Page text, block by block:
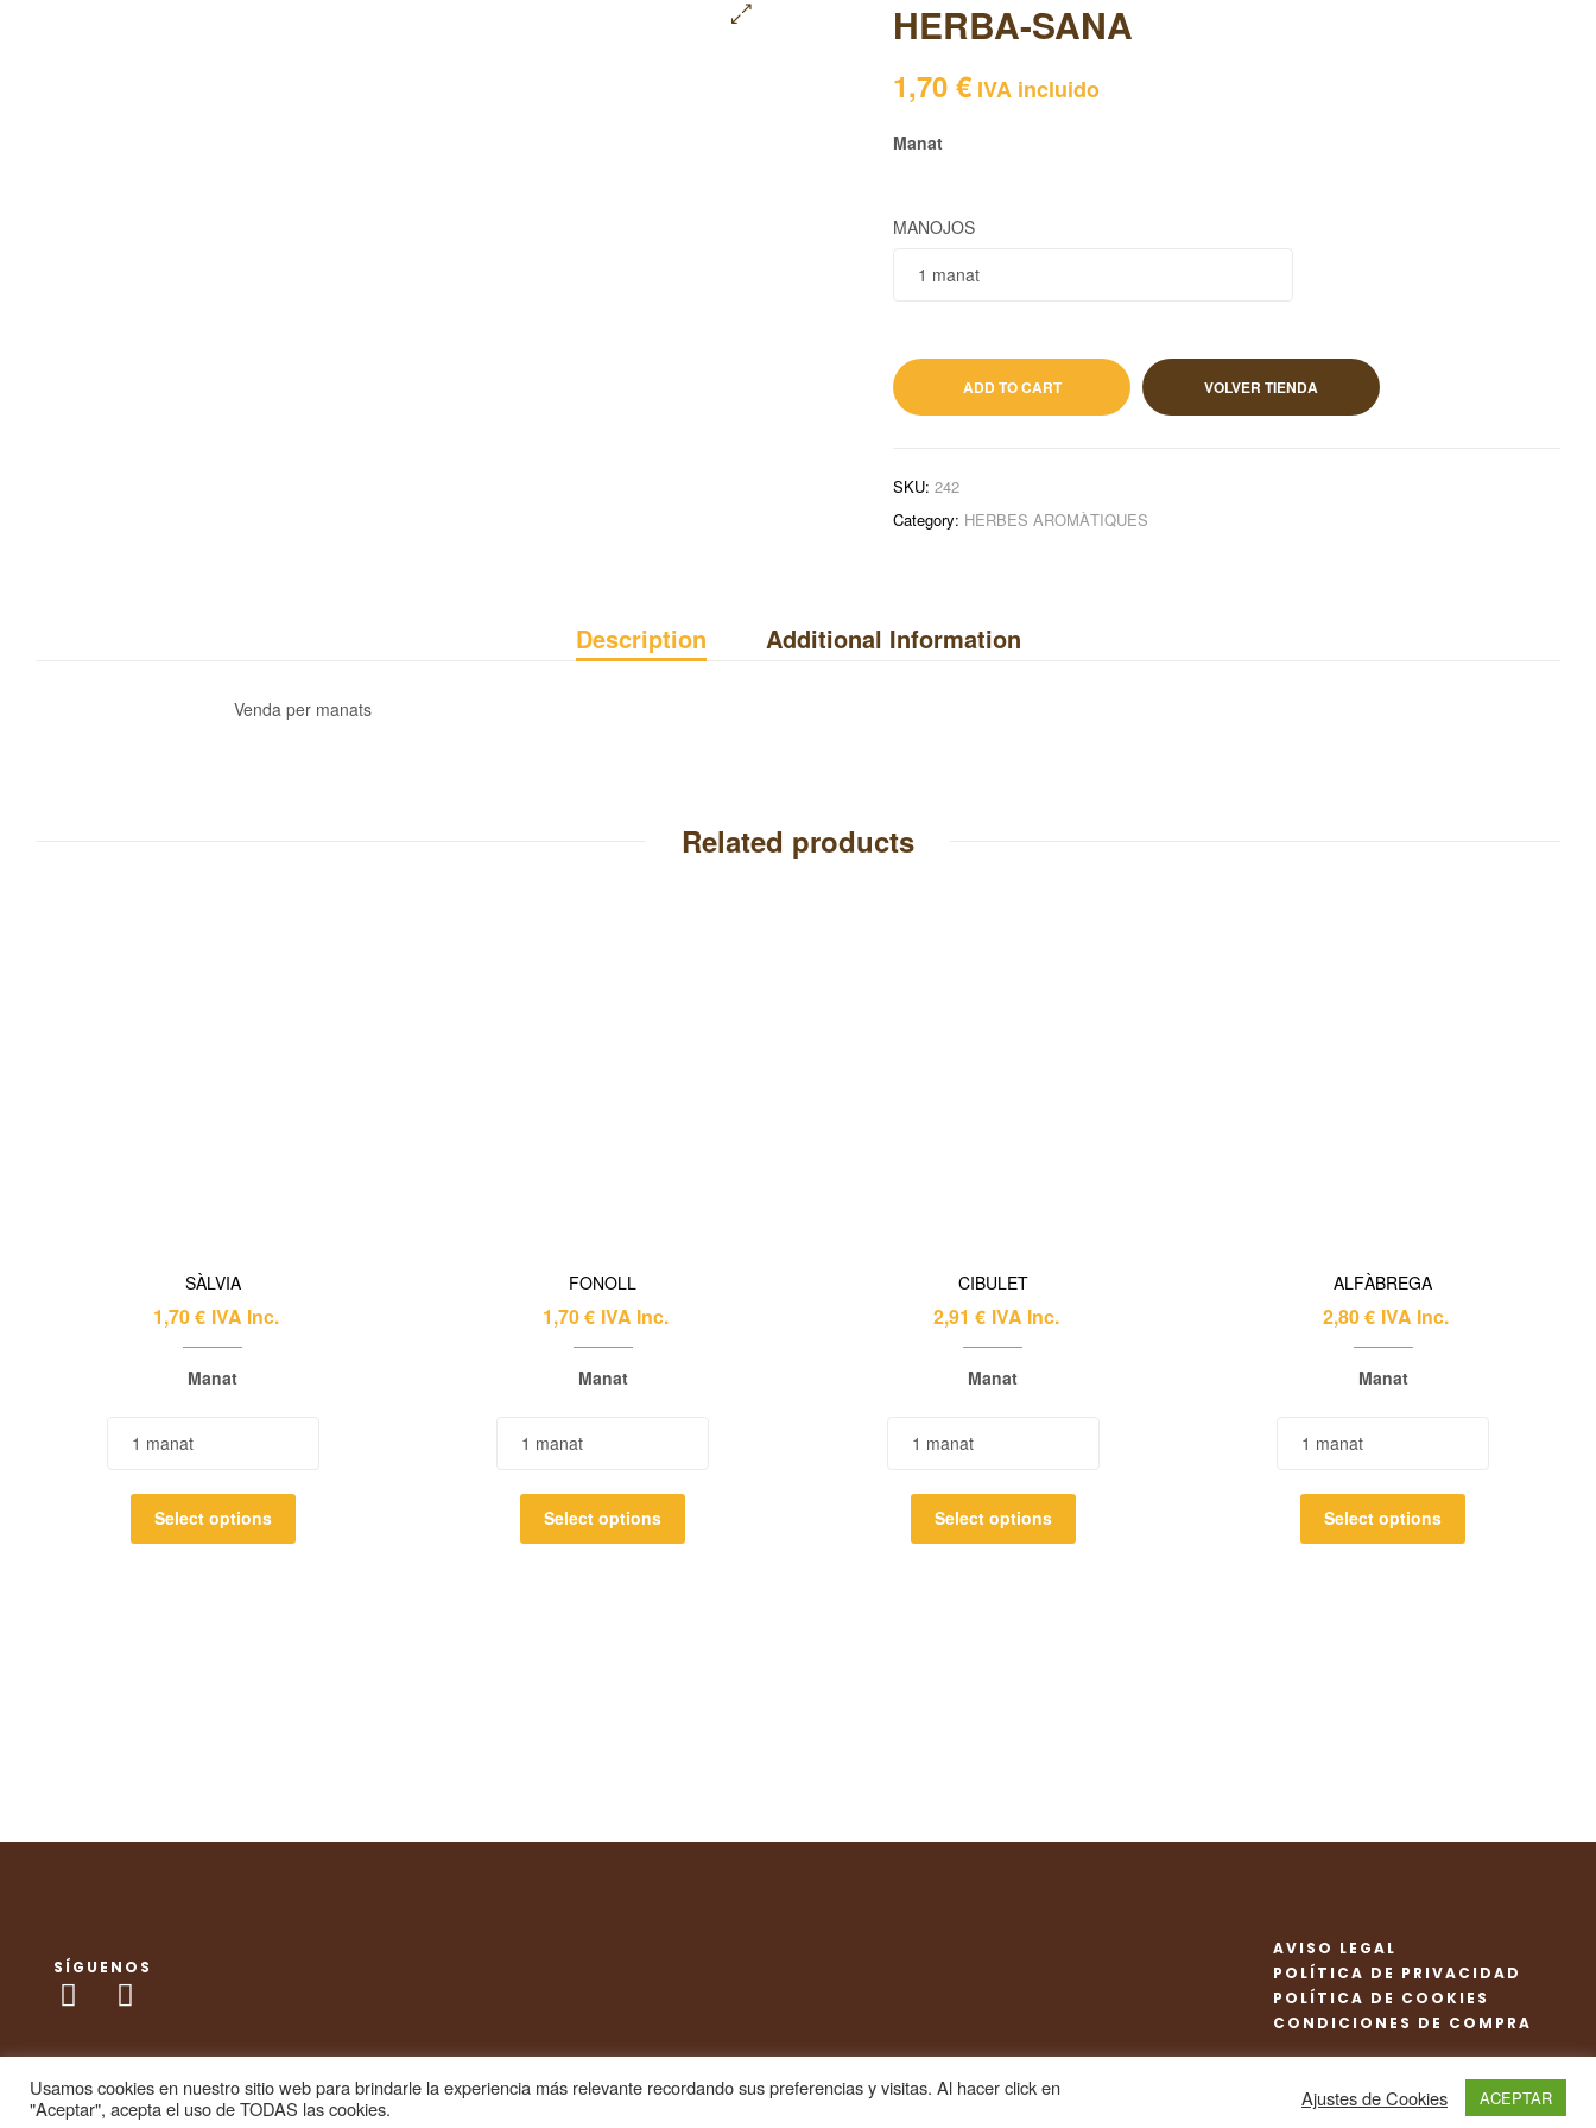
HERBA-SANA
1,70 € IVA incluido
Manat
MANOJOS
ADD TO CART VOLVER TIENDA
SKU: 242
Category: HERBES AROMÀTIQUES
Description Additional Information
Venda per manats
Related products
SÀLVIA
1,70€ IVA Inc.
Manat
Select options
FONOLL
1,70€ IVA Inc.
Manat
Select options
CIBULET
2,91 € IVA Inc.
Manat
Select options
ALFÀBREGA
2,80€ IVA Inc.
Manat
Select options
SÍGUENOS
AVISO LEGAL
POLÍTICA DE PRIVACIDAD
POLÍTICA DE COOKIES
CONDICIONES DE COMPRA
Usamos cookies en nuestro sitio web para brindarle la experiencia más relevante recordando sus preferencias y visitas. Al hacer click en
"Aceptar", acepta el uso de TODAS las cookies.
Ajustes de Cookies ACEPTAR